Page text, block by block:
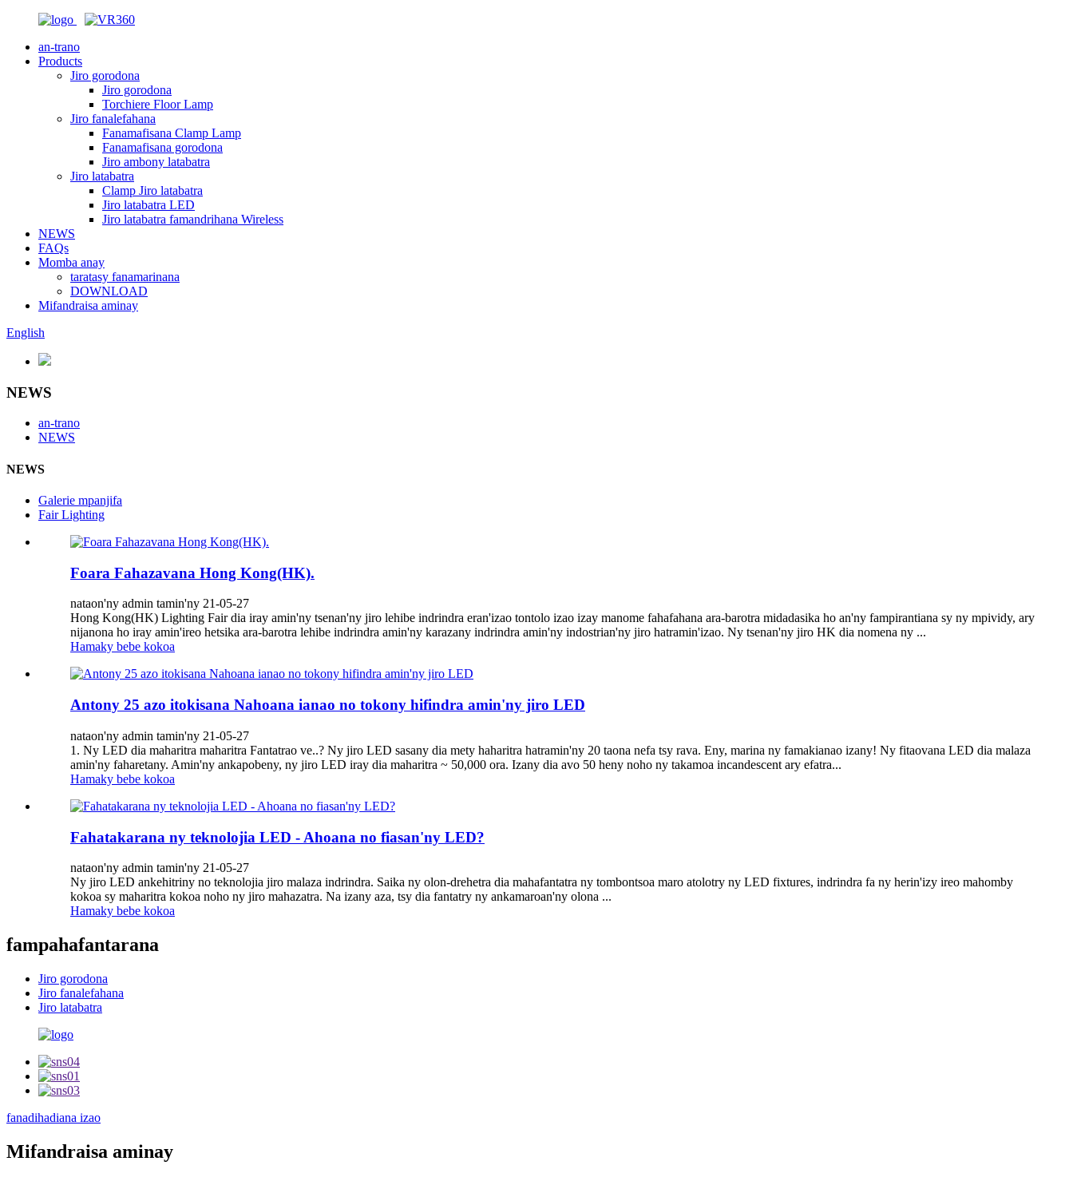
an-trano
Products
Jiro gorodona
Jiro gorodona
Torchiere Floor Lamp
Jiro fanalefahana
Fanamafisana Clamp Lamp
Fanamafisana gorodona
Jiro ambony latabatra
Jiro latabatra
Clamp Jiro latabatra
Jiro latabatra LED
Jiro latabatra famandrihana Wireless
NEWS
FAQs
Momba anay
taratasy fanamarinana
DOWNLOAD
Mifandraisa aminay
English
NEWS
an-trano
NEWS
NEWS
Galerie mpanjifa
Fair Lighting
Foara Fahazavana Hong Kong(HK).
nataon'ny admin tamin'ny 21-05-27
Hong Kong(HK) Lighting Fair dia iray amin'ny tsenan'ny jiro lehibe indrindra eran'izao tontolo izao izay manome fahafahana ara-barotra midadasika ho an'ny fampirantiana sy ny mpividy, ary
nijanona ho iray amin'ireo hetsika ara-barotra lehibe indrindra amin'ny karazany indrindra amin'ny indostrian'ny jiro hatramin'izao. Ny tsenan'ny jiro HK dia nomena ny ...
Hamaky bebe kokoa
Antony 25 azo itokisana Nahoana ianao no tokony hifindra amin'ny jiro LED
nataon'ny admin tamin'ny 21-05-27
1. Ny LED dia maharitra maharitra Fantatrao ve..? Ny jiro LED sasany dia mety haharitra hatramin'ny 20 taona nefa tsy rava. Eny, marina ny famakianao izany! Ny fitaovana LED dia malaza
amin'ny faharetany. Amin'ny ankapobeny, ny jiro LED iray dia maharitra ~ 50,000 ora. Izany dia avo 50 heny noho ny takamoa incandescent ary efatra...
Hamaky bebe kokoa
Fahatakarana ny teknolojia LED - Ahoana no fiasan'ny LED?
nataon'ny admin tamin'ny 21-05-27
Ny jiro LED ankehitriny no teknolojia jiro malaza indrindra. Saika ny olon-drehetra dia mahafantatra ny tombontsoa maro atolotry ny LED fixtures, indrindra fa ny herin'izy ireo mahomby
kokoa sy maharitra kokoa noho ny jiro mahazatra. Na izany aza, tsy dia fantatry ny ankamaroan'ny olona ...
Hamaky bebe kokoa
fampahafantarana
Jiro gorodona
Jiro fanalefahana
Jiro latabatra
fanadihadiana izao
Mifandraisa aminay